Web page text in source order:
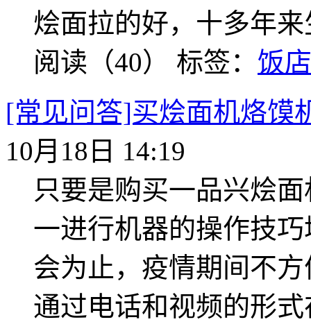
烩面拉的好，十多年
阅读（40） 标签： 饭
[常见问答]买烩面机烙馍
10月18日 14:19
只要是购买一品兴烩
一进行机器的操作技
会为止，疫情期间不
通过电话和视频的形